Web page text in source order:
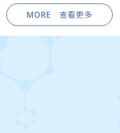
MORE 查看更多